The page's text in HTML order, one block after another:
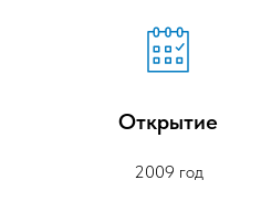
Открытие
2009 год